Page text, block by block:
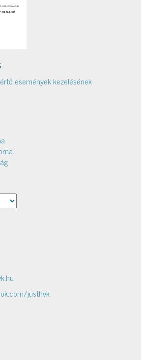
események kezelésének
justhvk